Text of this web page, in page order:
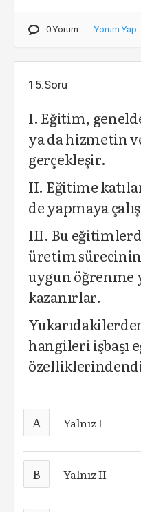
0 Yorum Yorum Yap
15.Soru
I. Eğitim,
ya da hizmetin
gerçekleşir.
II. Eğitime
de yapmaya
III. Bu
üretim sürecinin
uygun öğrenme
kazanırlar.
hangileri işbaşı
A Yalnız I
B Yalnız II